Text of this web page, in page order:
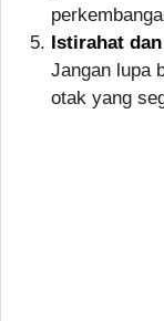
Istirahat
Jangan lupa
otak yang